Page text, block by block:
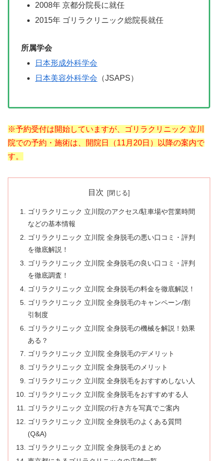
2008年 京都分院長に就任
2015年 ゴリラクリニック総院長就任
所属学会
日本形成外科学会
日本美容外科学会 （JSAPS）
※予約受付は開始していますが、ゴリラクリニック 立川
院での予約・施術は、開院日（11月20日）以降の案内で
す。
目次
ゴリラクリニック 立川院のアクセス/駐車場や営業時間
などの基本情報
ゴリラクリニック 立川院 全身脱毛の悪い口コミ・評判
を徹底解説！
ゴリラクリニック 立川院 全身脱毛の良い口コミ・評判
を徹底調査！
ゴリラクリニック 立川院 全身脱毛の料金を徹底解説！
ゴリラクリニック 立川院 全身脱毛のキャンペーン/割
引制度
ゴリラクリニック 立川院 全身脱毛の機械を解説！効果
ある？
ゴリラクリニック 立川院 全身脱毛のデメリット
ゴリラクリニック 立川院 全身脱毛のメリット
ゴリラクリニック 立川院 全身脱毛をおすすめしない人
ゴリラクリニック 立川院 全身脱毛をおすすめする人
ゴリラクリニック 立川院の行き方を写真でご案内
ゴリラクリニック 立川院 全身脱毛のよくある質問
(Q&A)
ゴリラクリニック 立川院 全身脱毛のまとめ